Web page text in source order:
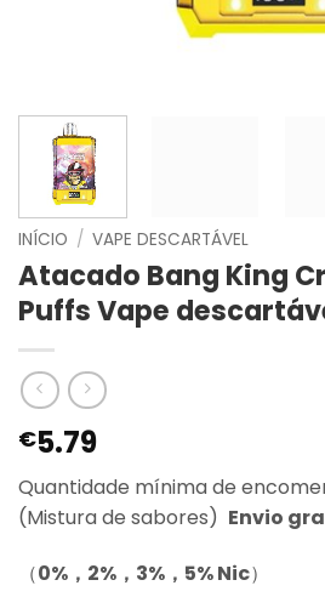
INÍCIO / VAPE DESCARTÁVEL
Atacado Bang King
Puffs Vape
€5.79
Quantidade mínima de
(Mistura de sabores) Envio
（0%，2%，3%，5% Nic）